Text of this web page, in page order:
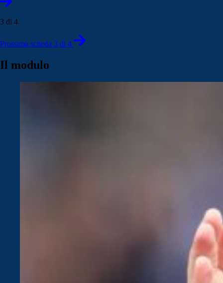
3 di 4
Prossima scheda 3 di 4
Il modulo